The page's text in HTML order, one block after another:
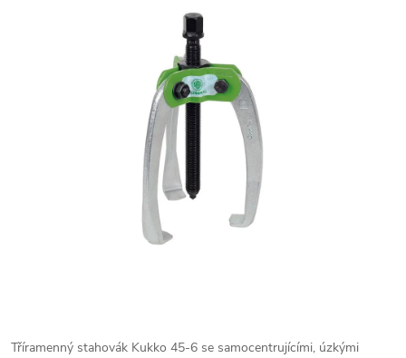
Tříramenný stahovák Kukko 45-6 se samocentrujícími, úzkými